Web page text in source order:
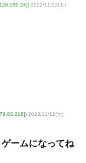
2022/11/12(土)
2022/11/12(土)
ームになってね